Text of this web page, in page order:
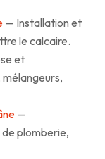
— Installation et
le calcaire.
et
—
plomberie,